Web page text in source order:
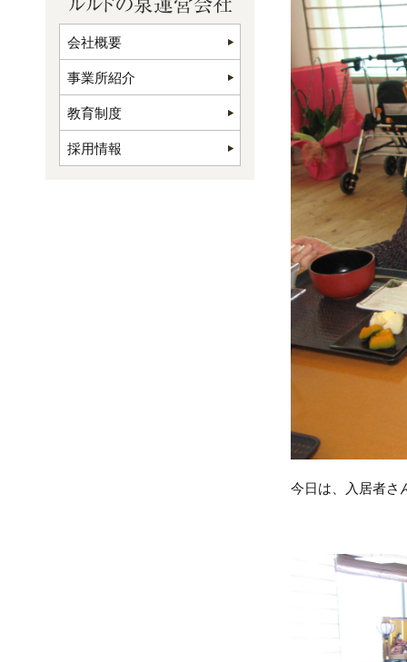
今日は、入居者さ
会社概要
事業所紹介
教育制度
採用情報